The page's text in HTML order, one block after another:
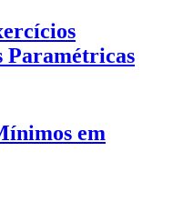
Paramétricas
em